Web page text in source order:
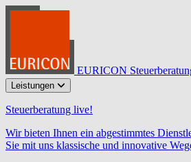
EURICON
Leistungen
Steuerberatung live!
Wir bieten Ihnen ein abgestimmtes
Sie mit uns klassische und innovative